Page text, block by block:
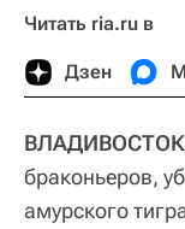
Читать ria.ru в
Дзен
браконьеров,
амурского